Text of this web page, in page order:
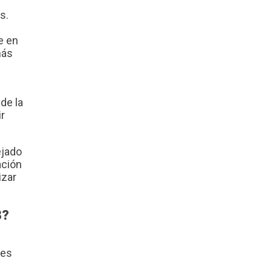
en
la